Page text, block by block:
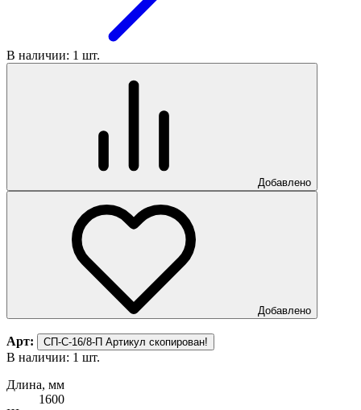
В наличии: 1 шт.
Добавлено
Добавлено
Арт: СП-С-16/8-П Артикул скопирован!
В наличии: 1 шт.
Длина, мм
1600